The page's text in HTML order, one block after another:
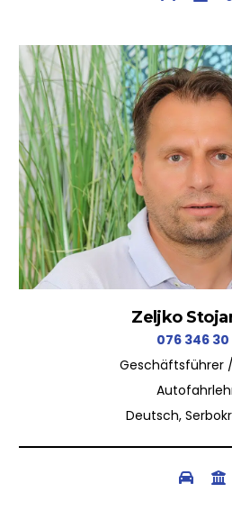
Zeljko
076 346 30
Geschäftsführer
Deutsch,